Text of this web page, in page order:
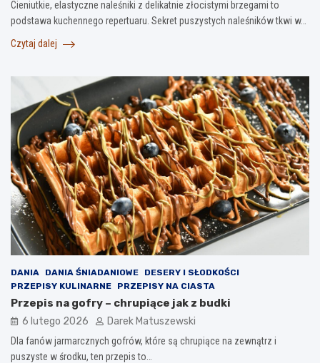
Cieniutkie, elastyczne naleśniki z delikatnie złocistymi brzegami to
podstawa kuchennego repertuaru. Sekret puszystych naleśników tkwi w…
Czytaj dalej
DANIA DANIA ŚNIADANIOWE
DESERY I SŁODKOŚCI
PRZEPISY KULINARNE
PRZEPISY NA CIASTA
Przepis na gofry – chrupiące jak z budki
6 lutego 2026 Darek Matuszewski
Dla fanów jarmarcznych gofrów, które są chrupiące na zewnątrz i
puszyste w środku, ten przepis to…